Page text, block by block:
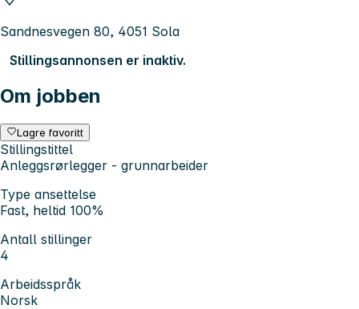
Sandnesvegen 80, 4051 Sola
Stillingsannonsen er inaktiv.
Om jobben
Lagre favoritt
Stillingstittel
Anleggsrørlegger - grunnarbeider
Type ansettelse
Fast, heltid 100%
Antall stillinger
4
Arbeidsspråk
Norsk